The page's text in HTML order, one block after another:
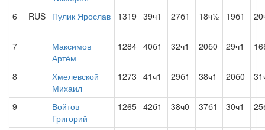
6 RUS Пулик Ярослав 1319 39ч1 27б1 18ч½ 19б1
7
Максимов
Артём
1284 40б1 32ч1 20б0 29ч1
8
Хмелевской
Михаил
1273 41ч1 29б1 38ч1 20б0
9
Войтов
Григорий
1265 42б1 38ч0 37б1 30ч1